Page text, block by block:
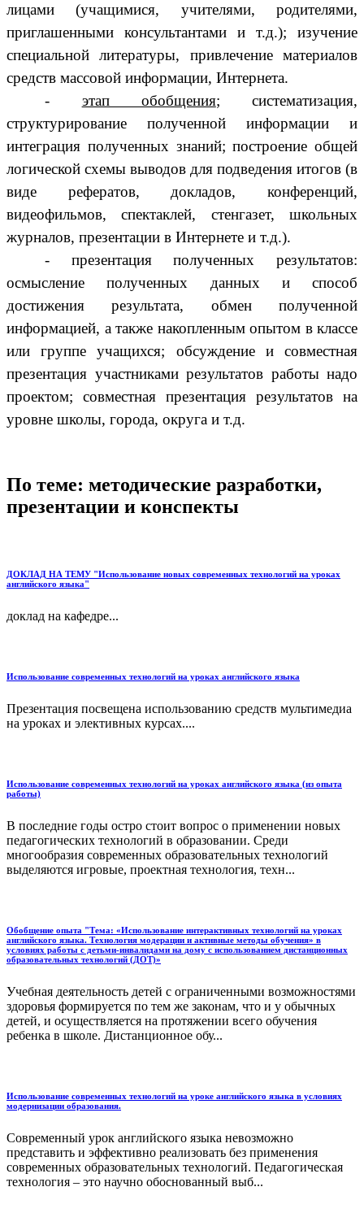
лицами (учащимися, учителями, родителями,
приглашенными консультантами и т.д.); изучение
специальной литературы, привлечение материалов
средств массовой информации, Интернета.
- этап обобщения; систематизация,
структурирование полученной информации и
интеграция полученных знаний; построение общей
логической схемы выводов для подведения итогов (в
виде рефератов, докладов, конференций,
видеофильмов, спектаклей, стенгазет, школьных
журналов, презентации в Интернете и т.д.).
- презентация полученных результатов:
осмысление полученных данных и способ
достижения результата, обмен полученной
информацией, а также накопленным опытом в классе
или группе учащихся; обсуждение и совместная
презентация участниками результатов работы надо
проектом; совместная презентация результатов на
уровне школы, города, округа и т.д.
По теме: методические разработки,
презентации и конспекты
ДОКЛАД НА ТЕМУ "Использование новых современных технологий на уроках
английского языка"
доклад на кафедре...
Использование современных технологий на уроках английского языка
Презентация посвещена использованию средств мультимедиа
на уроках и элективных курсах....
Использование современных технологий на уроках английского языка (из опыта
работы)
В последние годы остро стоит вопрос о применении новых
педагогических технологий в образовании. Среди
многообразия современных образовательных технологий
выделяются игровые, проектная технология, техн...
Обобщение опыта "Тема: «Использование интерактивных технологий на уроках
английского языка. Технология модерации и активные методы обучения» в
условиях работы с детьми-инвалидами на дому с использованием дистанционных
образовательных технологий (ДОТ)»
Учебная деятельность детей с ограниченными возможностями
здоровья формируется по тем же законам, что и у обычных
детей, и осуществляется на протяжении всего обучения
ребенка в школе. Дистанционное обу...
Использование современных технологий на уроке английского языка в условиях
модернизации образования.
Современный урок английского языка невозможно
представить и эффективно реализовать без применения
современных образовательных технологий. Педагогическая
технология – это научно обоснованный выб...